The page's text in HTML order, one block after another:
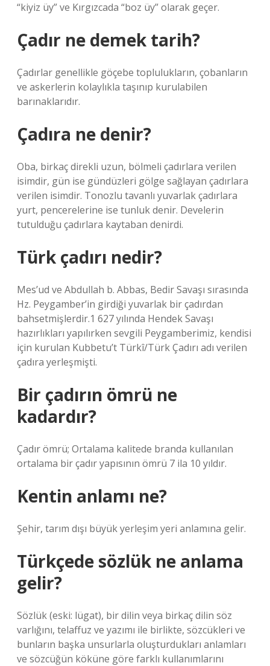
“kiyiz üy” ve Kırgızcada “boz üy” olarak geçer.
Çadır ne demek tarih?
Çadırlar genellikle göçebe toplulukların, çobanların
ve askerlerin kolaylıkla taşınıp kurulabilen
barınaklarıdır.
Çadıra ne denir?
Oba, birkaç direkli uzun, bölmeli çadırlara verilen
isimdir, gün ise gündüzleri gölge sağlayan çadırlara
verilen isimdir. Tonozlu tavanlı yuvarlak çadırlara
yurt, pencerelerine ise tunluk denir. Develerin
tutulduğu çadırlara kaytaban denirdi.
Türk çadırı nedir?
Mes’ud ve Abdullah b. Abbas, Bedir Savaşı sırasında
Hz. Peygamber’in girdiği yuvarlak bir çadırdan
bahsetmişlerdir.1 627 yılında Hendek Savaşı
hazırlıkları yapılırken sevgili Peygamberimiz, kendisi
için kurulan Kubbetu’t Türkî/Türk Çadırı adı verilen
çadıra yerleşmişti.
Bir çadırın ömrü ne
kadardır?
Çadır ömrü; Ortalama kalitede branda kullanılan
ortalama bir çadır yapısının ömrü 7 ila 10 yıldır.
Kentin anlamı ne?
Şehir, tarım dışı büyük yerleşim yeri anlamına gelir.
Türkçede sözlük ne anlama
gelir?
Sözlük (eski: lügat), bir dilin veya birkaç dilin söz
varlığını, telaffuz ve yazımı ile birlikte, sözcükleri ve
bunların başka unsurlarla oluşturdukları anlamları
ve sözcüğün köküne göre farklı kullanımlarını